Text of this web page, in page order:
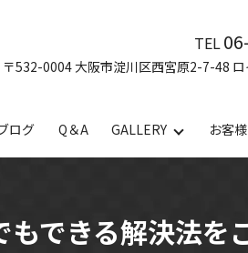
TEL
〒532-0004 大阪市淀川区西宮原2-7-48
ログ Q＆A GALLERY お客
できる解決法を